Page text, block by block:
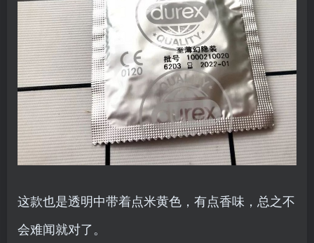
这款也是透明中带着点米黄色，有点香味，总之不
会难闻就对了。